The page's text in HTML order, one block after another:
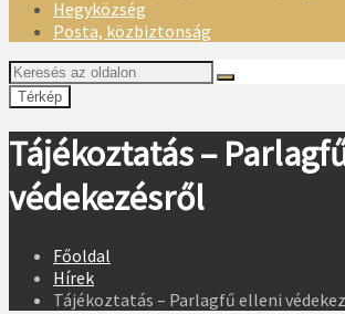
Hegyközség
Posta, közbiztonság
Térkép
Tájékoztatás –
védekezésről
Főoldal
Hírek
Tájékoztatás – Parlagfű elleni